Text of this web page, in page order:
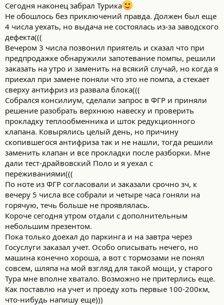
с
т
и
:
Сегодня наконец забрал Турика
Не обошлось без приключений правда. Должен был еще
4 числа уехать, но выдача не состоялась из-за заводского
дефекта(((
Вечером 3 числа позвонил приятель и сказал что при
предпродажке обнаружили запотевание помпы, решили
заказать на утро и заменить на всякий случай, но когда я
приехал при замене поняли что это не помпа, а стекает
сверху антифриз из развала блока(((
Собрался консилиум, сделали запрос в ФГР и приняли
решение разобрать верхнюю навеску и проверить
прокладку теплообменника и шток редукционного
клапана. Ковырялись целый день, но причину
скопившегося антифриза так и не нашли, тогда решили
заменить клапан и все прокладки после разборки. Мне
дали тест-драйвовский Поло и я уехал с
переживаниями(((
По ноте из ФГР согласовали и заказали срочно зч, к
вечеру 5 числа все собрали и четыре часа гоняли на
горячую, течь больше не проявлялась.
Короче сегодня утром отдали с дополнительным
небольшим презентом.
Пока только доехал до паркинга и на завтра через
Госуслуги заказал учет. Особо описывать нечего, но
машина конечно хороша, а вот с тормозами не понял
совсем, шляпа на мой взгляд для такой мощи, у старого
Тура мне вполне хватало. Возможно не притерлись еще.
Как поставлю на учет и проеду хоть первые 100-200км,
что-нибудь напишу еще)))